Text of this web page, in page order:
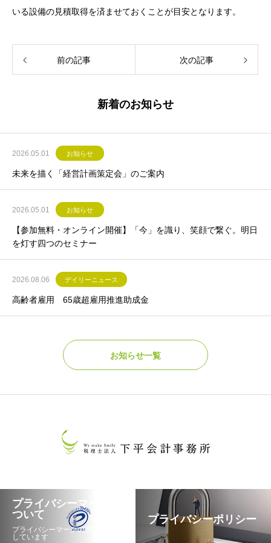
いる設備の見積取得を済ませておくことが目安となります。
前の記事 次の記事
新着のお知らせ
2026.05.01 お知らせ
未来を描く「経営計画策定会」のご案内
2026.05.01 お知らせ
【参加無料・オンライン開催】「今」を識り、笑顔で繋ぐ。明日
を灯す四つのセミナー
2026.08.06 デイリーニュース
高齢者雇用 65歳超雇用推進助成金
お知らせ一覧
プライバシーマークに
ついて
プライバシーマークの認定を取得
しています
プライバシーポリシー